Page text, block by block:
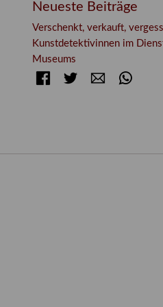
Neueste Beiträge
Verschenkt, verkauft,
Kunstdetektivinnen im
Museums
FacebookTwitter E-mail